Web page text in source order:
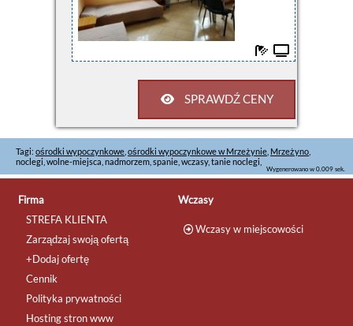
SPRAWDŹ CENY
Tagi: ośrodki wypoczynkowe ośrodki wypoczynkowe w Mrzeżynie Mrzeżyno
noclegi, wolne-miejsca, nadmorzem, spanie, wczasy, tanie noclegi,
Wygenerowano w 0.009 sek.
Firma
STREFA KLIENTA
Zarządzaj swoją ofertą
+Dodaj ofertę
Cennik
Polityka prywatności
Hosting stron www
Wczasy
Wczasy w miejscowości